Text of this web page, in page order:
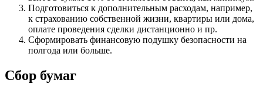
Подготовиться к дополнительным расходам, например,
к страхованию собственной жизни, квартиры или дома,
оплате проведения сделки дистанционно и пр.
Сформировать финансовую подушку безопасности на
полгода или больше.
Сбор бумаг